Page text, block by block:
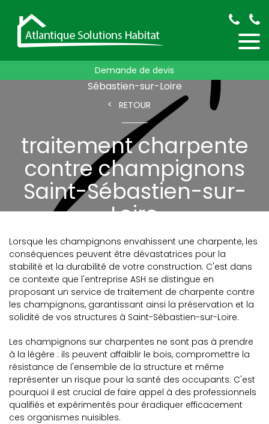
Demande de devis
Accueil
traitement de charpente
traitement charpente contre champignons
traitement charpente contre champignons Saint-
Sébastien-sur-Loire
RETOUR
traitement charpente
contre champignons
Saint-Sébastien-sur-
Loire
Lorsque les champignons envahissent une charpente, les
conséquences peuvent être dévastatrices pour la
stabilité et la durabilité de votre construction. C'est dans
ce contexte que l'entreprise ASH se distingue en
proposant un service de traitement de charpente contre
les champignons, garantissant ainsi la préservation et la
solidité de vos structures à Saint-Sébastien-sur-Loire.
Les champignons sur charpentes ne sont pas à prendre
à la légère : ils peuvent affaiblir le bois, compromettre la
résistance de l'ensemble de la structure et même
représenter un risque pour la santé des occupants. C'est
pourquoi il est crucial de faire appel à des professionnels
qualifiés et expérimentés pour éradiquer efficacement
ces organismes nuisibles.